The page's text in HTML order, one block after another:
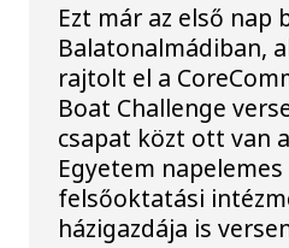
Ezt már az első
Balatonalmádiban,
rajtolt el a
Boat Challenge
csapat közt ott van
Egyetem
felsőoktatási
házigazdája is